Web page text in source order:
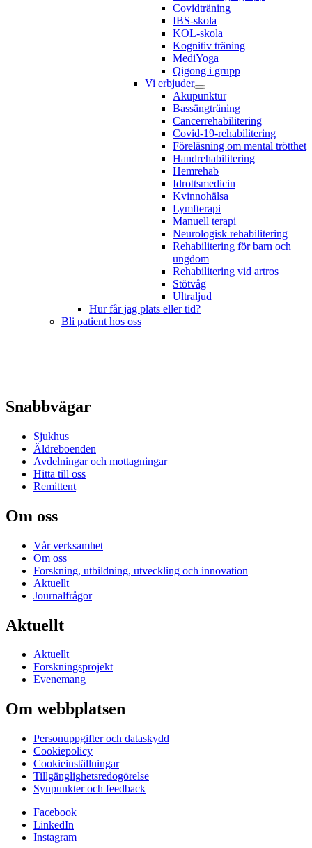
Covidträning
IBS-skola
KOL-skola
Kognitiv träning
MediYoga
Qigong i grupp
Vi erbjuder
Akupunktur
Bassängträning
Cancerrehabilitering
Covid-19-rehabilitering
Föreläsning om mental trötthet
Handrehabilitering
Hemrehab
Idrottsmedicin
Kvinnohälsa
Lymfterapi
Manuell terapi
Neurologisk rehabilitering
Rehabilitering för barn och
ungdom
Rehabilitering vid artros
Stötvåg
Ultraljud
Hur får jag plats eller tid?
Bli patient hos oss
Snabbvägar
Sjukhus
Äldreboenden
Avdelningar och mottagningar
Hitta till oss
Remittent
Om oss
Vår verksamhet
Om oss
Forskning, utbildning, utveckling och innovation
Aktuellt
Journalfrågor
Aktuellt
Aktuellt
Forskningsprojekt
Evenemang
Om webbplatsen
Personuppgifter och dataskydd
Cookiepolicy
Cookieinställningar
Tillgänglighetsredogörelse
Synpunkter och feedback
Facebook
LinkedIn
Instagram